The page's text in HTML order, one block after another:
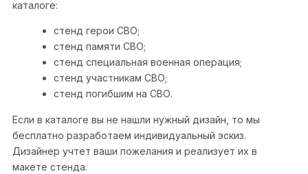
каталоге:
стенд герои СВО;
стенд памяти СВО;
стенд специальная военная операция;
стенд участникам СВО;
стенд погибшим на СВО.
Если в каталоге вы не нашли нужный дизайн, то мы
бесплатно разработаем индивидуальный эскиз.
Дизайнер учтет ваши пожелания и реализует их в
макете стенда.